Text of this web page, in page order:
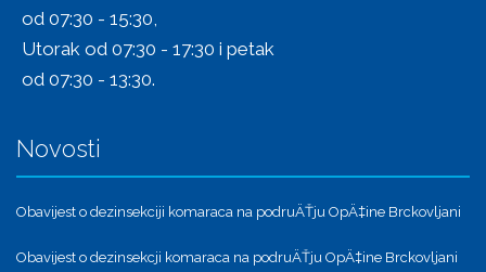
od 07:30 - 15:30,
Utorak od 07:30 - 17:30 i petak
od 07:30 - 13:30.
Novosti
Obavijest o dezinsekciji komaraca na podruÄŤju OpÄ‡ine Brckovljani
Obavijest o dezinsekcji komaraca na podruÄŤju OpÄ‡ine Brckovljani